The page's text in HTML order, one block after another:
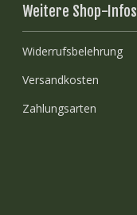
Weitere Shop-Infos
Widerrufsbelehrung
Versandkosten
Zahlungsarten